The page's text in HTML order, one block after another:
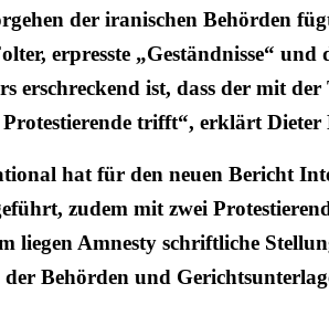
der iranischen Behörden
erpresste „Geständnisse“
erschreckend ist, dass der mit
Protestierende trifft“, erklärt
hat für den neuen Bericht
zudem mit zwei
liegen Amnesty schriftliche
Behörden und